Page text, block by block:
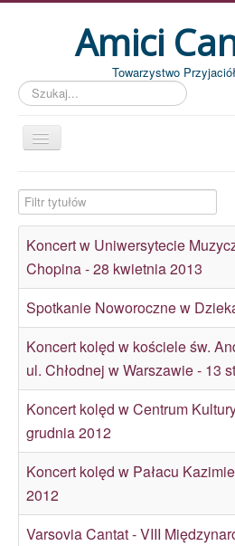
Amici
Towarzystwo
Szukaj...
Aktualności
Wydarzenia
Koncerty
Piszemy
Pożegnania
Zdjęcia
Dyrygenci
Archiwum
O nas
Statut TPChUW
Kontakt
Filtr tytułów
Koncert w Uniwersytecie
Chopina - 28 kwietnia 2013
Spotkanie Noworoczne w
Koncert kolęd w kościele św.
ul. Chłodnej w Warszawie - 13
Koncert kolęd w Centrum
grudnia 2012
Koncert kolęd w Pałacu
2012
Varsovia Cantat - VIII